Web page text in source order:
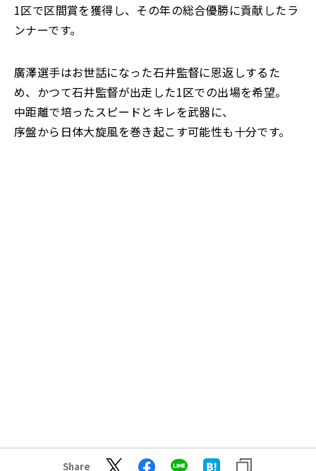
1区で区間賞を獲得し、その年の総合優勝に貢献したラ
ンナーです。
廣澤選手はお世話になった石井監督に恩返しするた
め、かつて石井監督が出走した1区での出場を希望。
中距離で培ったスピードとキレを武器に、
序盤から日体大旋風を巻き起こす可能性も十分です。
Share